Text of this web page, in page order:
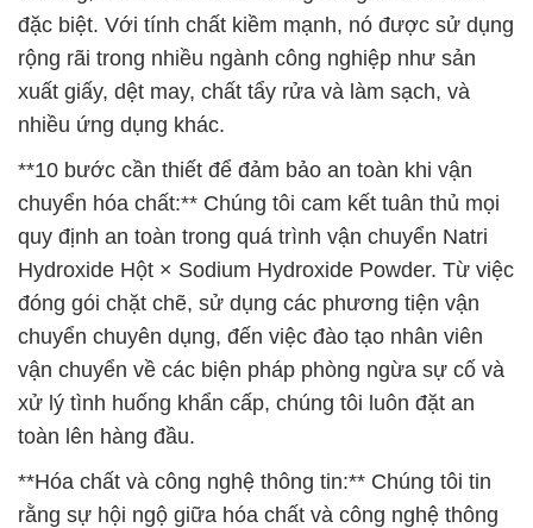
đặc biệt. Với tính chất kiềm mạnh, nó được sử dụng
rộng rãi trong nhiều ngành công nghiệp như sản
xuất giấy, dệt may, chất tẩy rửa và làm sạch, và
nhiều ứng dụng khác.
**10 bước cần thiết để đảm bảo an toàn khi vận
chuyển hóa chất:** Chúng tôi cam kết tuân thủ mọi
quy định an toàn trong quá trình vận chuyển Natri
Hydroxide Hột × Sodium Hydroxide Powder. Từ việc
đóng gói chặt chẽ, sử dụng các phương tiện vận
chuyển chuyên dụng, đến việc đào tạo nhân viên
vận chuyển về các biện pháp phòng ngừa sự cố và
xử lý tình huống khẩn cấp, chúng tôi luôn đặt an
toàn lên hàng đầu.
**Hóa chất và công nghệ thông tin:** Chúng tôi tin
rằng sự hội ngộ giữa hóa chất và công nghệ thông